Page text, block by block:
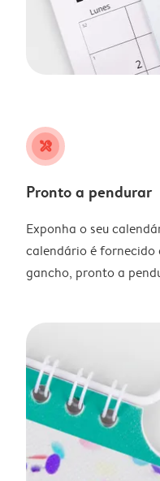
tools
Pronto a pendurar
Exponha o seu
calendário é
gancho, pronto a